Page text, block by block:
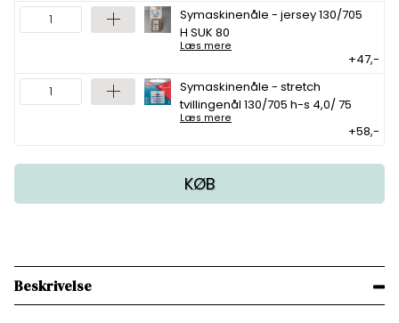
Symaskinenåle - jersey 130/705
H SUK 80
Læs mere
+47,-
Symaskinenåle - stretch
tvillingenål 130/705 h-s 4,0/ 75
Læs mere
+58,-
KØB
Beskrivelse